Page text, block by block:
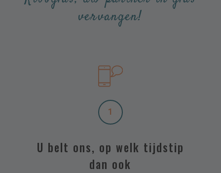
vervangen!
1
U belt ons, op welk tijdstip
dan ook